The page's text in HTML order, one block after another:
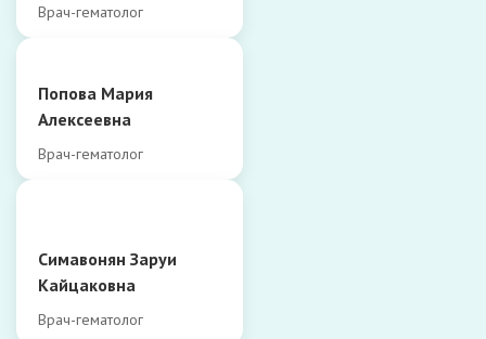
Врач-гематолог
Попова Мария
Алексеевна
Врач-гематолог
Симавонян Заруи
Кайцаковна
Врач-гематолог